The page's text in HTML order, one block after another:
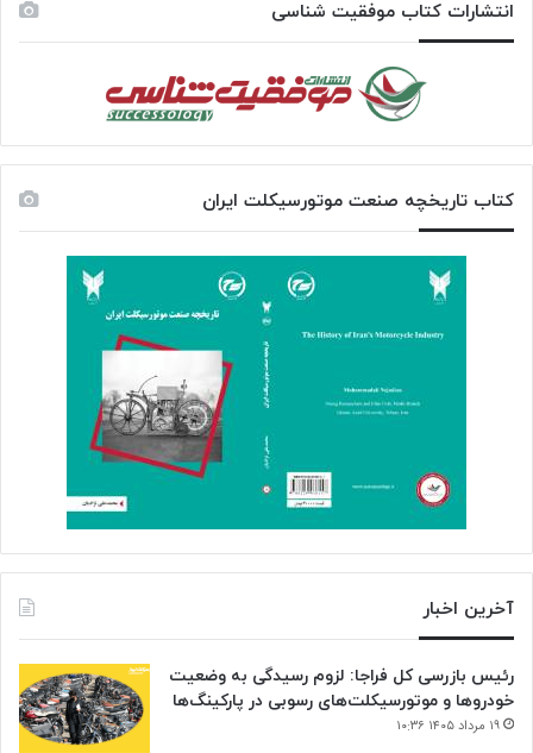
انتشارات کتاب موفقیت شناسی
کتاب تاریخچه صنعت موتورسیکلت ایران
آخرین اخبار
رئیس بازرسی کل فراجا: لزوم رسیدگی به وضعیت
خودروها و موتورسیکلت‌های رسوبی در پارکینگ‌ها
۱۹ مرداد ۱۴۰۵ ۱۰:۳۶